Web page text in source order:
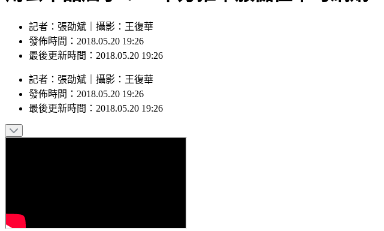
記者：張劭斌｜攝影：王復華
發佈時間：2018.05.20 19:26
最後更新時間：2018.05.20 19:26
記者 ： 張劭斌 攝影 ： 王復華
發佈時間： 2018.05.20 19:26
最後更新時間： 2018.05.20 19:26